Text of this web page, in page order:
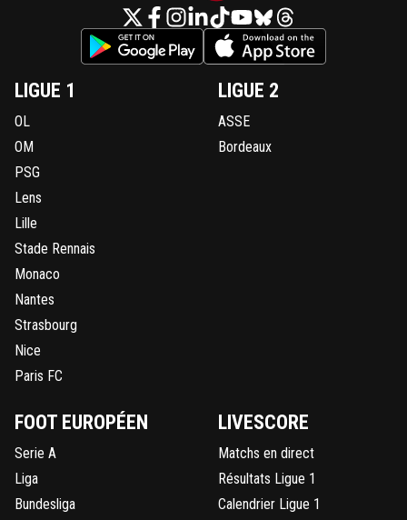
LIGUE 1
OL
OM
PSG
Lens
Lille
Stade Rennais
Monaco
Nantes
Strasbourg
Nice
Paris FC
LIGUE 2
ASSE
Bordeaux
FOOT EUROPÉEN
Serie A
Liga
Bundesliga
LIVESCORE
Matchs en direct
Résultats Ligue 1
Calendrier Ligue 1